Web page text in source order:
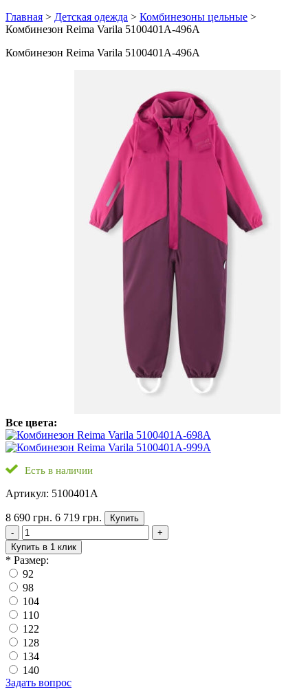
Главная > Детская одежда > Комбинезоны цельные >
Комбинезон Reima Varila 5100401A-496A
Комбинезон Reima Varila 5100401A-496A
Все цвета:
Есть в наличии
Артикул: 5100401A
8 690 грн. 6 719 грн.
Купить
-
+
Купить в 1 клик
* Размер:
92
98
104
110
122
128
134
140
Задать вопрос